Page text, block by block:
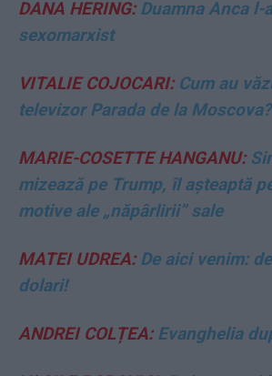
DANA HERING:Duamna Anca l-
sexomarxist
VITALIE COJOCARI:Cum au
televizor Parada de la Moscova?
MARIE-COSETTE HANGANU:
mizează pe Trump, îl așteaptă
motive ale „năpârlirii” sale
MATEI UDREA:De aici venim:
dolari!
ANDREI COLȚEA:Evanghelia